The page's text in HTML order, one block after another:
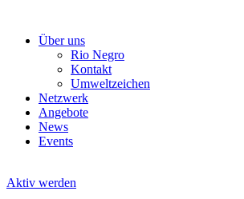
Über uns
Rio Negro
Kontakt
Umweltzeichen
Netzwerk
Angebote
News
Events
Aktiv werden